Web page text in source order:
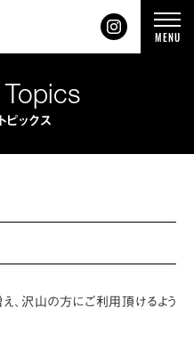
t
o
g
n
MENU
ピックス
、沢山の方にご利用頂けるよう